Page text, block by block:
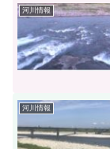
河川情報
河川情報